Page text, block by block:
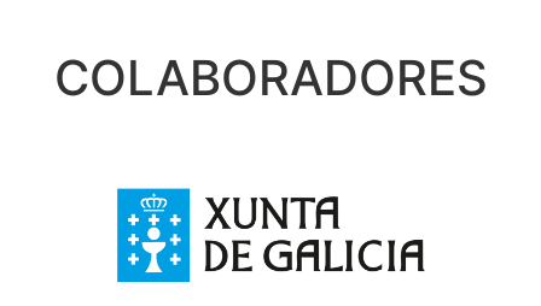
COLABORADORES